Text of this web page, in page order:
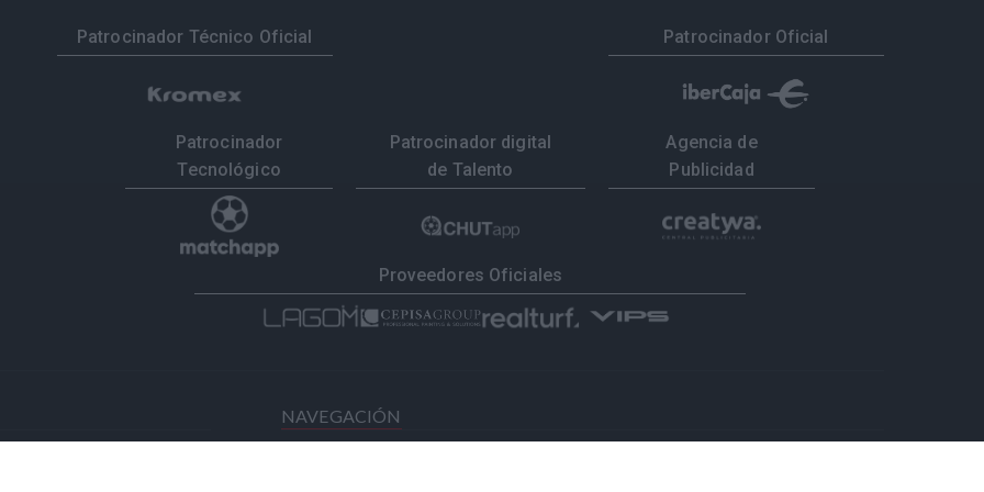
Patrocinador Técnico Oficial Patrocinador Oficial
Patrocinador
Tecnológico
Patrocinador digital
de Talento
Agencia de
Publicidad
Proveedores Oficiales
NAVEGACIÓN